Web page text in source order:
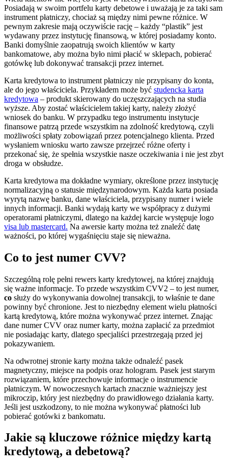
Posiadają w swoim portfelu karty debetowe i uważają je za taki sam
instrument płatniczy, chociaż są między nimi pewne różnice. W
pewnym zakresie mają oczywiście rację – każdy “plastik” jest
wydawany przez instytucję finansową, w której posiadamy konto.
Banki domyślnie zaopatrują swoich klientów w karty
bankomatowe, aby można było nimi płacić w sklepach, pobierać
gotówkę lub dokonywać transakcji przez internet.
Karta kredytowa to instrument płatniczy nie przypisany do konta,
ale do jego właściciela. Przykładem może być studencka karta
kredytowa – produkt skierowany do uczęszczających na studia
wyższe. Aby zostać właścicielem takiej karty, należy złożyć
wniosek do banku. W przypadku tego instrumentu instytucje
finansowe patrzą przede wszystkim na zdolność kredytową, czyli
możliwości spłaty zobowiązań przez potencjalnego klienta. Przed
wysłaniem wniosku warto zawsze przejrzeć różne oferty i
przekonać się, że spełnia wszystkie nasze oczekiwania i nie jest zbyt
droga w obsłudze.
Karta kredytowa ma dokładne wymiary, określone przez instytucję
normalizacyjną o statusie międzynarodowym. Każda karta posiada
wyrytą nazwę banku, dane właściciela, przypisany numer i wiele
innych informacji. Banki wydają karty we współpracy z dużymi
operatorami płatniczymi, dlatego na każdej karcie występuje logo
visa lub mastercard. Na awersie karty można też znaleźć datę
ważności, po której wygaśnięciu staje się nieważna.
Co to jest numer CVV?
Szczególną rolę pełni rewers karty kredytowej, na której znajdują
się ważne informacje. To przede wszystkim CVV2 – to jest numer,
co służy do wykonywania dowolnej transakcji, to właśnie te dane
powinny być chronione. Jest to niezbędny element wielu płatności
kartą kredytową, które można wykonywać przez internet. Znając
dane numer CVV oraz numer karty, można zapłacić za przedmiot
nie posiadając karty, dlatego specjaliści przestrzegają przed jej
pokazywaniem.
Na odwrotnej stronie karty można także odnaleźć pasek
magnetyczny, miejsce na podpis oraz hologram. Pasek jest starym
rozwiązaniem, które przechowuje informacje o instrumencie
płatniczym. W nowoczesnych kartach znacznie ważniejszy jest
mikroczip, który jest niezbędny do prawidłowego działania karty.
Jeśli jest uszkodzony, to nie można wykonywać płatności lub
pobierać gotówki z bankomatu.
Jakie są kluczowe różnice między kartą
kredytową, a debetową?